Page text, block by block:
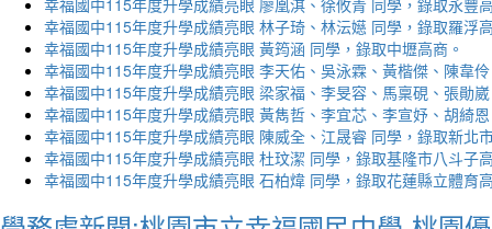
幸福國中115年度升學成績亮眼 廖凰淇、徐攸青 同學，錄取永豐
幸福國中115年度升學成績亮眼 林子琦、林沄嬨 同學，錄取羅浮
幸福國中115年度升學成績亮眼 黃筠涵 同學，錄取中壢高商。
幸福國中115年度升學成績亮眼 李天佑、吳泳霖、黃楷傑、陳韋
幸福國中115年度升學成績亮眼 梁家福、李旻容、馬稟硯、張勛
幸福國中115年度升學成績亮眼 黃雋哲、李宜芯、李宣妤、胡綺
幸福國中115年度升學成績亮眼 陳威全、江晟睿 同學，錄取新北
幸福國中115年度升學成績亮眼 杜玟潔 同學，錄取基隆市八斗子
幸福國中115年度升學成績亮眼 石柏煒 同學，錄取花蓮縣立體育